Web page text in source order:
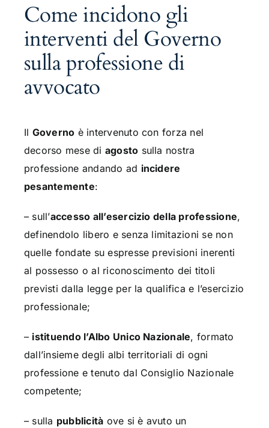
Come incidono gli
interventi del Governo
sulla professione di
avvocato
Il Governo è intervenuto con forza nel
decorso mese di agosto sulla nostra
professione andando ad incidere
pesantemente:
– sull’accesso all’esercizio della professione,
definendolo libero e senza limitazioni se non
quelle fondate su espresse previsioni inerenti
al possesso o al riconoscimento dei titoli
previsti dalla legge per la qualifica e l’esercizio
professionale;
– istituendo l’Albo Unico Nazionale, formato
dall’insieme degli albi territoriali di ogni
professione e tenuto dal Consiglio Nazionale
competente;
– sulla pubblicità ove si è avuto un